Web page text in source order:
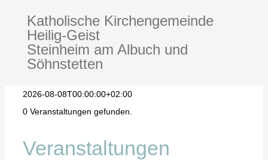
Katholische Kirchengemeinde
Heilig-Geist
Steinheim am Albuch und
Söhnstetten
2026-08-08T00:00:00+02:00
0 Veranstaltungen gefunden.
Veranstaltungen